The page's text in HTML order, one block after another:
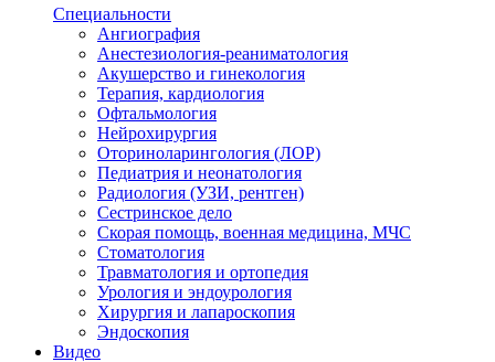
Специальности
Ангиография
Анестезиология-реаниматология
Акушерство и гинекология
Терапия, кардиология
Офтальмология
Нейрохирургия
Оториноларингология (ЛОР)
Педиатрия и неонатология
Радиология (УЗИ, рентген)
Сестринское дело
Скорая помощь, военная медицина, МЧС
Стоматология
Травматология и ортопедия
Урология и эндоурология
Хирургия и лапароскопия
Эндоскопия
Видео